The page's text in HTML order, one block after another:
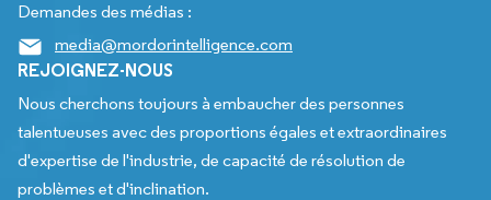
Demandes des médias :
media@mordorintelligence.com
REJOIGNEZ-NOUS
Nous cherchons toujours à embaucher des personnes
talentueuses avec des proportions égales et extraordinaires
d'expertise de l'industrie, de capacité de résolution de
problèmes et d'inclination.